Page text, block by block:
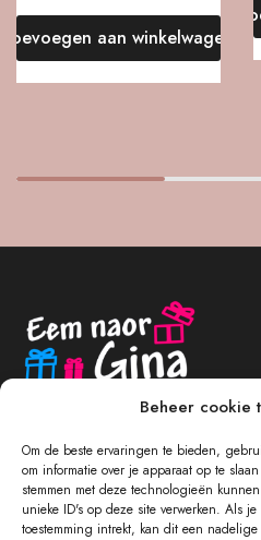
Beheer cookie
Om de beste ervaringen te bieden,
om informatie over je apparaat op te
stemmen met deze technologieën
unieke ID's op deze site verwerken. Als
toestemming intrekt, kan dit een
Toevoegen aan winkelwagen
NAVIGATIE